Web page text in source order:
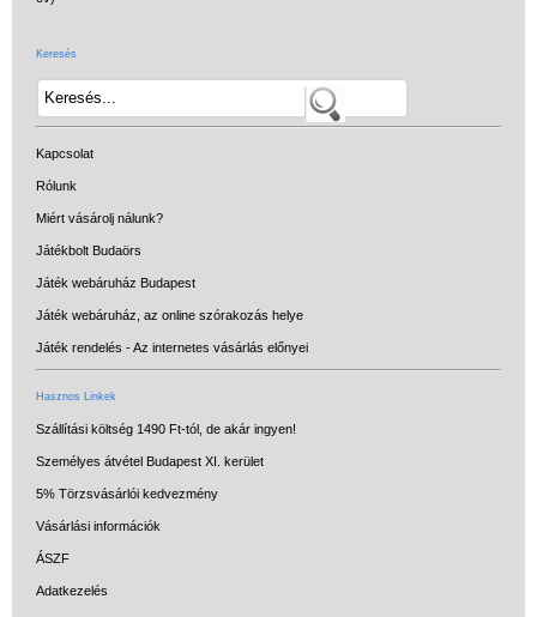
Keresés
Kapcsolat
Rólunk
Miért vásárolj nálunk?
Játékbolt Budaörs
Játék webáruház Budapest
Játék webáruház, az online szórakozás helye
Játék rendelés - Az internetes vásárlás előnyei
Hasznos Linkek
Szállítási költség 1490 Ft-tól, de akár ingyen!
Személyes átvétel Budapest XI. kerület
5% Törzsvásárlói kedvezmény
Vásárlási információk
ÁSZF
Adatkezelés